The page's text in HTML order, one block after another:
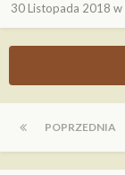
30 Listopada 2018 w
POPRZEDNIA